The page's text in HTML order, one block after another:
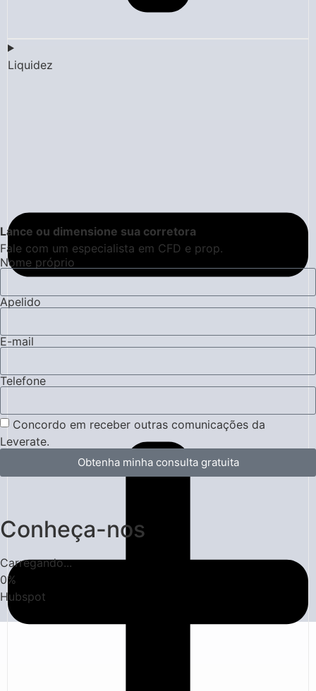
Liquidez
Lance ou dimensione sua corretora
Fale com um especialista em CFD e prop.
Nome próprio
Apelido
E-mail
Telefone
Concordo em receber outras comunicações da
Leverate.
Obtenha minha consulta gratuita
Conheça-nos
Carregando...
0%
Hubspot